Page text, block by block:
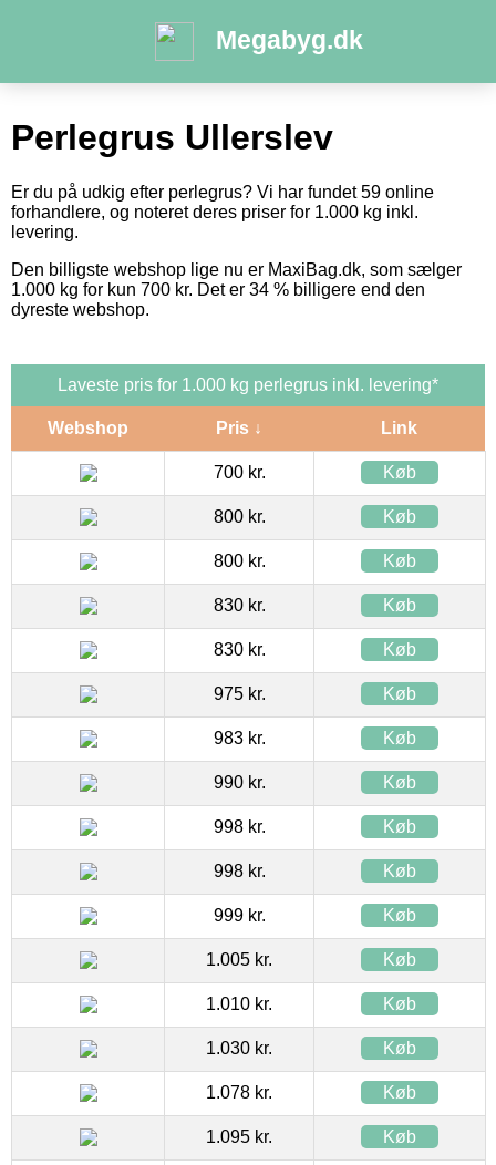
Megabyg.dk
Perlegrus Ullerslev
Er du på udkig efter perlegrus? Vi har fundet 59 online
forhandlere, og noteret deres priser for 1.000 kg inkl.
levering.
Den billigste webshop lige nu er MaxiBag.dk, som sælger
1.000 kg for kun 700 kr. Det er 34 % billigere end den
dyreste webshop.
Laveste pris for 1.000 kg perlegrus inkl. levering*
Webshop Pris ↓ Link
700 kr. Køb
800 kr. Køb
800 kr. Køb
830 kr. Køb
830 kr. Køb
975 kr. Køb
983 kr. Køb
990 kr. Køb
998 kr. Køb
998 kr. Køb
999 kr. Køb
1.005 kr. Køb
1.010 kr. Køb
1.030 kr. Køb
1.078 kr. Køb
1.095 kr. Køb